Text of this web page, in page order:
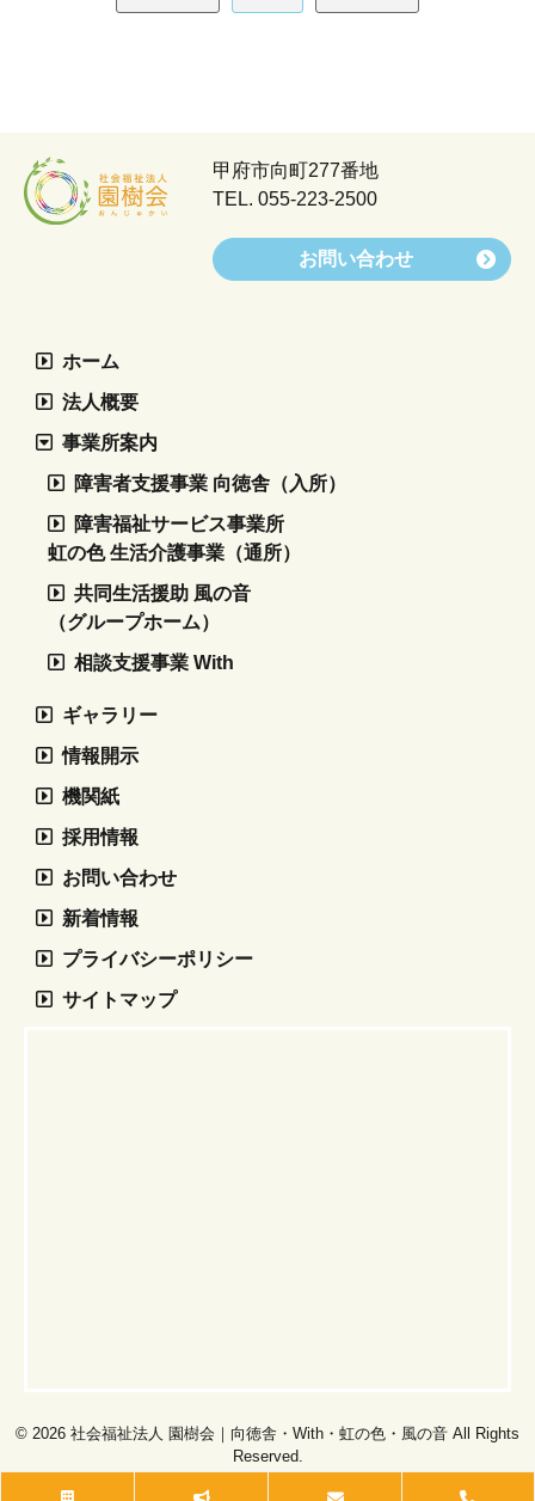
甲府市向町277番地
TEL. 055-223-2500
お問い合わせ
ホーム
法人概要
事業所案内
障害者支援事業 向徳舎（入所）
障害福祉サービス事業所
虹の色 生活介護事業（通所）
共同生活援助 風の音
（グループホーム）
相談支援事業 With
ギャラリー
情報開示
機関紙
採用情報
お問い合わせ
新着情報
プライバシーポリシー
サイトマップ
© 2026 社会福祉法人 園樹会｜向徳舎・With・虹の色・風の音 All Rights
Reserved.